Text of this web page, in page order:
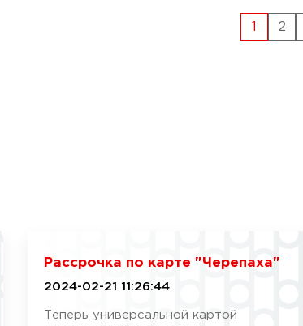
1 2
Рассрочка по карте "Черепаха"
2024-02-21 11:26:44
Теперь универсальной картой